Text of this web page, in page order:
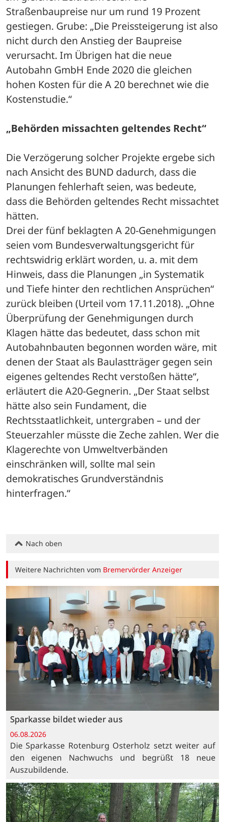
Straßenbaupreise nur um rund 19 Prozent
gestiegen. Grube: „Die Preissteigerung ist also
nicht durch den Anstieg der Baupreise
verursacht. Im Übrigen hat die neue
Autobahn GmbH Ende 2020 die gleichen
hohen Kosten für die A 20 berechnet wie die
Kostenstudie.“
„Behörden missachten geltendes Recht“
Die Verzögerung solcher Projekte ergebe sich
nach Ansicht des BUND dadurch, dass die
Planungen fehlerhaft seien, was bedeute,
dass die Behörden geltendes Recht missachtet
hätten.
Drei der fünf beklagten A 20-Genehmigungen
seien vom Bundesverwaltungsgericht für
rechtswidrig erklärt worden, u. a. mit dem
Hinweis, dass die Planungen „in Systematik
und Tiefe hinter den rechtlichen Ansprüchen“
zurück bleiben (Urteil vom 17.11.2018). „Ohne
Überprüfung der Genehmigungen durch
Klagen hätte das bedeutet, dass schon mit
Autobahnbauten begonnen worden wäre, mit
denen der Staat als Baulastträger gegen sein
eigenes geltendes Recht verstoßen hätte“,
erläutert die A20-Gegnerin. „Der Staat selbst
hätte also sein Fundament, die
Rechtsstaatlichkeit, untergraben – und der
Steuerzahler müsste die Zeche zahlen. Wer die
Klagerechte von Umweltverbänden
einschränken will, sollte mal sein
demokratisches Grundverständnis
hinterfragen.“
Nach oben
Weitere Nachrichten vom Bremervörder Anzeiger
Sparkasse bildet wieder aus
06.08.2026
Die Sparkasse Rotenburg Osterholz setzt weiter auf
den eigenen Nachwuchs und begrüßt 18 neue
Auszubildende.